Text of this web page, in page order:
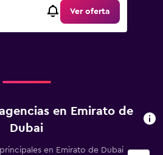
Ver oferta
en Emirato de
Dubai
en Emirato de Dubai